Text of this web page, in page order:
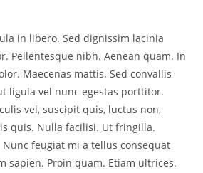
in libero. Sed dignissim lacinia
Pellentesque nibh. Aenean quam. In
Maecenas mattis. Sed convallis
ligula vel nunc egestas porttitor.
vel, suscipit quis, luctus non,
quis. Nulla facilisi. Ut fringilla.
feugiat mi a tellus consequat
sapien. Proin quam. Etiam ultrices.